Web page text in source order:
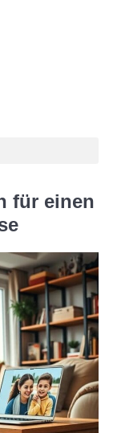
für einen